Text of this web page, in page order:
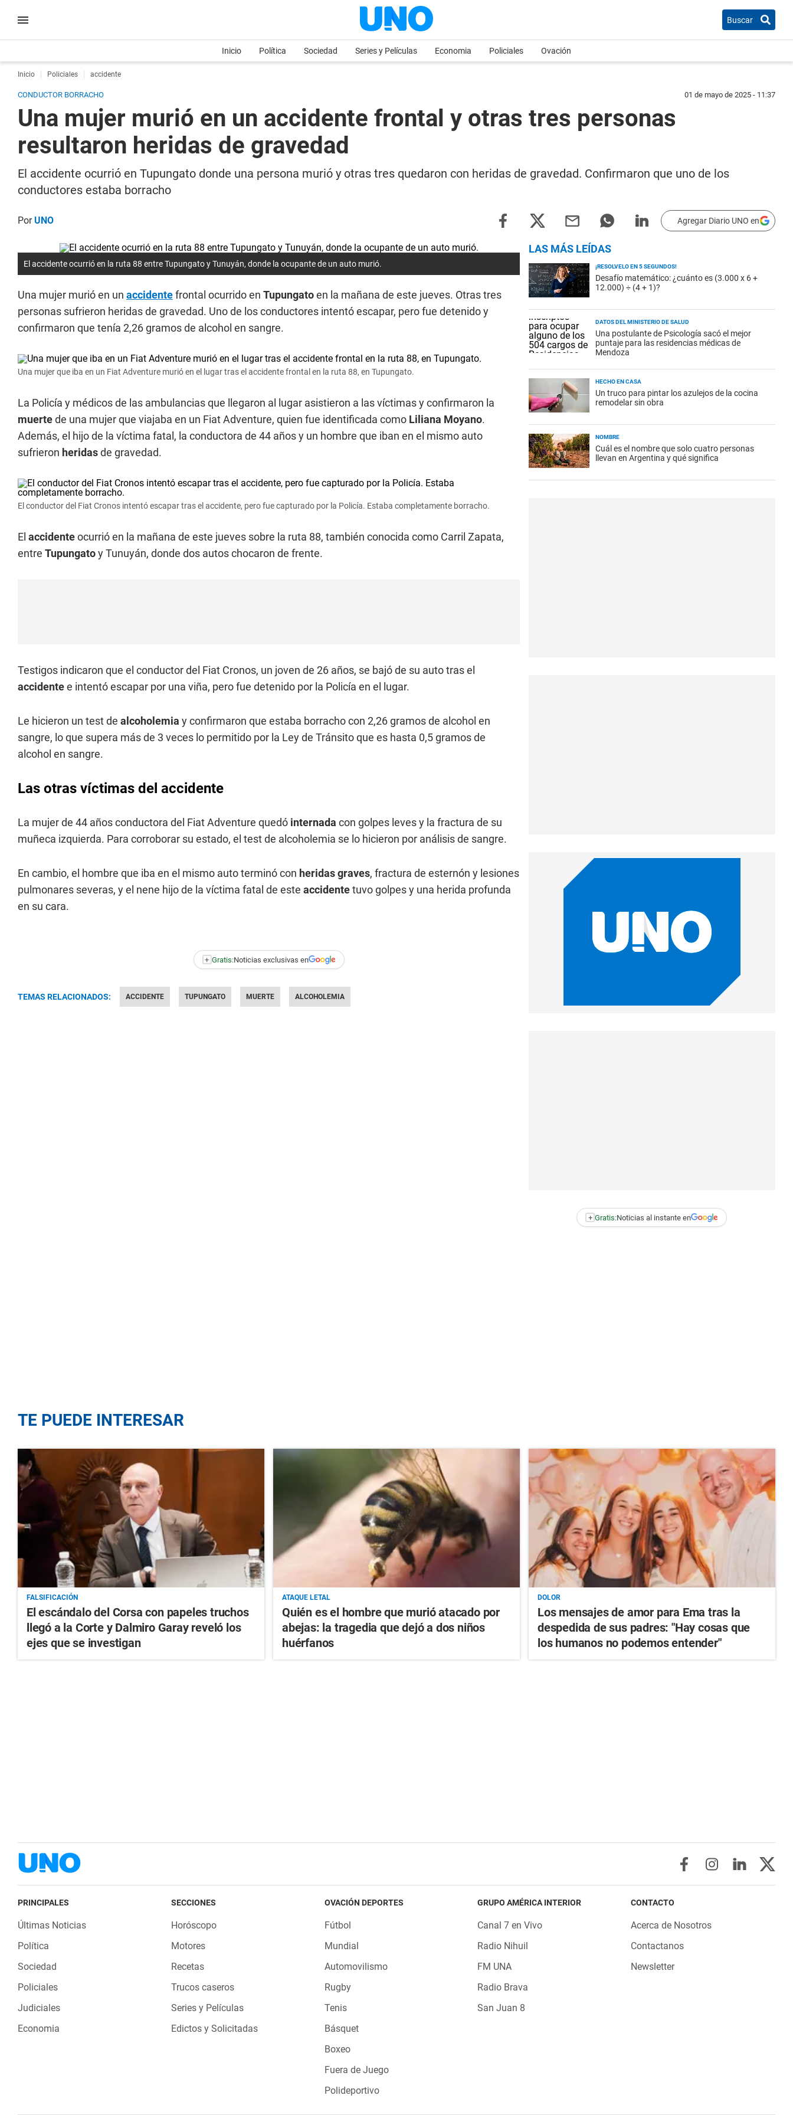
Buscar
Inicio Política Sociedad Series y Películas Economia Policiales Ovación
Inicio Policiales accidente
CONDUCTOR BORRACHO 01 de mayo de 2025 - 11:37
Una mujer murió en un accidente frontal y otras tres personas
resultaron heridas de gravedad
El accidente ocurrió en Tupungato donde una persona murió y otras tres quedaron con heridas de gravedad. Confirmaron que uno de los
conductores estaba borracho
PorUNO Agregar Diario UNO en
El accidente ocurrió en la ruta 88 entre Tupungato y Tunuyán, donde la ocupante de un auto murió.
Una mujer murió en un accidentefrontal ocurrido en Tupungatoen la mañana de este jueves. Otras tres
personas sufrieron heridas de gravedad. Uno de los conductores intentó escapar, pero fue detenido y
confirmaron que tenía 2,26 gramos de alcohol en sangre.
Una mujer que iba en un Fiat Adventure murió en el lugar tras el accidente frontal en la ruta 88, en Tupungato.
La Policía y médicos de las ambulancias que llegaron al lugar asistieron a las víctimas y confirmaron la
muertede una mujer que viajaba en un Fiat Adventure, quien fue identificada como Liliana Moyano.
Además, el hijo de la víctima fatal, la conductora de 44 años y un hombre que iban en el mismo auto
sufrieron heridasde gravedad.
El conductor del Fiat Cronos intentó escapar tras el accidente, pero fue capturado por la Policía. Estaba completamente borracho.
El accidenteocurrió en la mañana de este jueves sobre la ruta 88, también conocida como Carril Zapata,
entre Tupungatoy Tunuyán, donde dos autos chocaron de frente.
Testigos indicaron que el conductor del Fiat Cronos, un joven de 26 años, se bajó de su auto tras el
accidentee intentó escapar por una viña, pero fue detenido por la Policía en el lugar.
Le hicieron un test de alcoholemia y confirmaron que estaba borracho con 2,26 gramos de alcohol en
sangre, lo que supera más de 3 veces lo permitido por la Ley de Tránsito que es hasta 0,5 gramos de
alcohol en sangre.
Las otras víctimas del accidente
La mujer de 44 años conductora del Fiat Adventure quedó internada con golpes leves y la fractura de su
muñeca izquierda. Para corroborar su estado, el test de alcoholemia se lo hicieron por análisis de sangre.
En cambio, el hombre que iba en el mismo auto terminó con heridas graves, fractura de esternón y lesiones
pulmonares severas, y el nene hijo de la víctima fatal de este accidentetuvo golpes y una herida profunda
en su cara.
+ Gratis:Noticias exclusivas en
TEMAS RELACIONADOS: ACCIDENTE TUPUNGATO MUERTE ALCOHOLEMIA
LAS MÁS LEÍDAS
¡RESOLVELO EN 5 SEGUNDOS!
Desafío matemático: ¿cuánto es (3.000 x 6 +
12.000) ÷ (4 + 1)?
DATOS DEL MINISTERIO DE SALUD
Una postulante de Psicología sacó el mejor
puntaje para las residencias médicas de
Mendoza
HECHO EN CASA
Un truco para pintar los azulejos de la cocina
remodelar sin obra
NOMBRE
Cuál es el nombre que solo cuatro personas
llevan en Argentina y qué significa
+ Gratis:Noticias al instante en
TE PUEDE INTERESAR
FALSIFICACIÓN
El escándalo del Corsa con papeles truchos
llegó a la Corte y Dalmiro Garay reveló los
ejes que se investigan
ATAQUE LETAL
Quién es el hombre que murió atacado por
abejas: la tragedia que dejó a dos niños
huérfanos
DOLOR
Los mensajes de amor para Ema tras la
despedida de sus padres: "Hay cosas que
los humanos no podemos entender"
PRINCIPALES
Últimas Noticias
Política
Sociedad
Policiales
Judiciales
Economia
SECCIONES
Horóscopo
Motores
Recetas
Trucos caseros
Series y Películas
Edictos y Solicitadas
OVACIÓN DEPORTES
Fútbol
Mundial
Automovilismo
Rugby
Tenis
Básquet
Boxeo
Fuera de Juego
Polideportivo
GRUPO AMÉRICA INTERIOR
Canal 7 en Vivo
Radio Nihuil
FM UNA
Radio Brava
San Juan 8
CONTACTO
Acerca de Nosotros
Contactanos
Newsletter